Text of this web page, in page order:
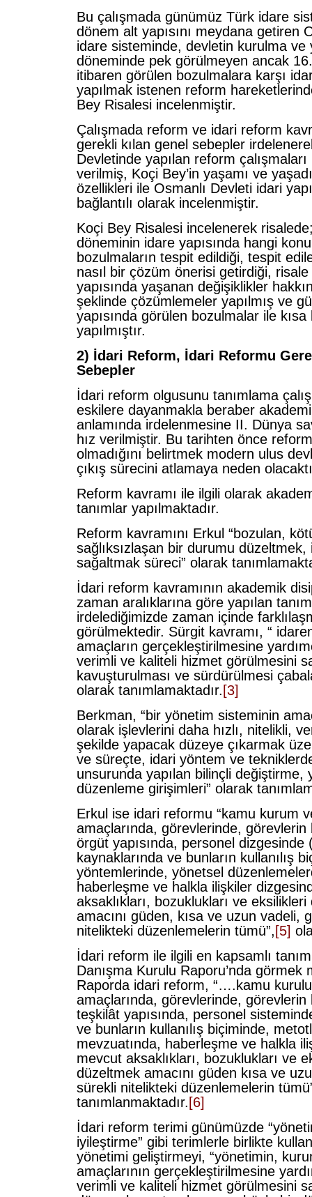
Bu çalışmada günümüz Türk idare
dönem alt yapısını meydana getiren
idare sisteminde, devletin kurulma ve
döneminde pek görülmeyen ancak
itibaren görülen bozulmalara karşı
yapılmak istenen reform
Bey Risalesi incelenmiştir.
Çalışmada reform ve idari reform
gerekli kılan genel sebepler
Devletinde yapılan reform
verilmiş, Koçi Bey’in yaşamı ve
özellikleri ile Osmanlı Devleti idari
bağlantılı olarak incelenmiştir.
Koçi Bey Risalesi incelenerek
döneminin idare yapısında hangi
bozulmaların tespit edildiği, tespit
nasıl bir çözüm önerisi getirdiği,
yapısında yaşanan değişiklikler
şeklinde çözümlemeler yapılmış ve
yapısında görülen bozulmalar ile kısa
yapılmıştır.
2) İdari Reform, İdari Reformu
Sebepler
İdari reform olgusunu tanımlama
eskilere dayanmakla beraber
anlamında irdelenmesine II. Dünya
hız verilmiştir. Bu tarihten önce reform
olmadığını belirtmek modern ulus
çıkış sürecini atlamaya neden
Reform kavramı ile ilgili olarak
tanımlar yapılmaktadır.
Reform kavramını Erkul “bozulan,
sağlıksızlaşan bir durumu
sağaltmak süreci” olarak
İdari reform kavramının akademik
zaman aralıklarına göre yapılan
irdelediğimizde zaman içinde
görülmektedir. Sürgit kavramı, “
amaçların gerçekleştirilmesine
verimli ve kaliteli hizmet görülmesini
kavuşturulması ve sürdürülmesi
olarak tanımlamaktadır. [3]
Berkman, “bir yönetim sisteminin
olarak işlevlerini daha hızlı, nitelikli,
şekilde yapacak düzeye çıkarmak
ve süreçte, idari yöntem ve
unsurunda yapılan bilinçli değiştirme,
düzenleme girişimleri” olarak
Erkul ise idari reformu “kamu kurum
amaçlarında, görevlerinde, görevlerin
örgüt yapısında, personel dizgesinde
kaynaklarında ve bunların kullanılış
yöntemlerinde, yönetsel
haberleşme ve halkla ilişkiler
aksaklıkları, bozuklukları ve
amacını güden, kısa ve uzun vadeli,
nitelikteki düzenlemelerin tümü”, [5]
İdari reform ile ilgili en kapsamlı
Danışma Kurulu Raporu’nda görmek
Raporda idari reform, “….kamu
amaçlarında, görevlerinde, görevlerin
teşkilât yapısında, personel
ve bunların kullanılış biçiminde,
mevzuatında, haberleşme ve halkla
mevcut aksaklıkları, bozuklukları ve
düzeltmek amacını güden kısa ve
sürekli nitelikteki düzenlemelerin
tanımlanmaktadır. [6]
İdari reform terimi günümüzde
iyileştirme” gibi terimlerle birlikte
yönetimi geliştirmeyi, “yönetimin,
amaçlarının gerçekleştirilmesine
verimli ve kaliteli hizmet görülmesini